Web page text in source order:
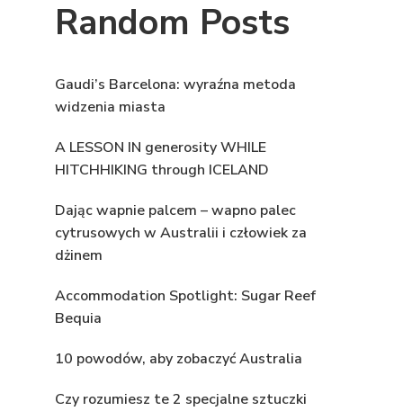
Random Posts
Gaudi’s Barcelona: wyraźna metoda
widzenia miasta
A LESSON IN generosity WHILE
HITCHHIKING through ICELAND
Dając wapnie palcem – wapno palec
cytrusowych w Australii i człowiek za
dżinem
Accommodation Spotlight: Sugar Reef
Bequia
10 powodów, aby zobaczyć Australia
Czy rozumiesz te 2 specjalne sztuczki